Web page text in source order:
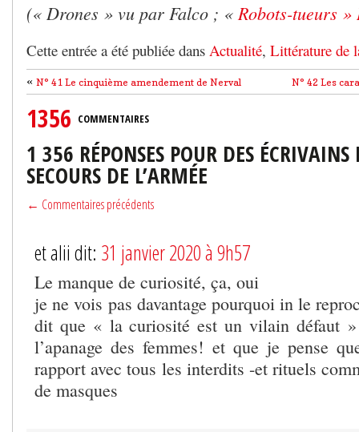
(« Drones » vu par Falco ; «Robots-tueurs »
Cette entrée a été publiée dans Actualité, Littérature de
N° 42 Les
« N° 41 Le cinquième amendement de Nerval
1356 COMMENTAIRES
1 356 RÉPONSES POUR DES ÉCRIVAINS
SECOURS DE L’ARMÉE
← Commentaires précédents
et alii dit: 31 janvier 2020 à 9h57
Le manque de curiosité, ça, oui
je ne vois pas davantage pourquoi in le
dit que « la curiosité est un vilain défaut »
l’apanage des femmes! et que je pense
rapport avec tous les interdits -et rituels
de masques